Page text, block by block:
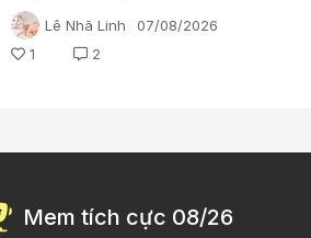
Lê Nhã Linh
07/08/2026
1
2
Mem tích cực 08/26